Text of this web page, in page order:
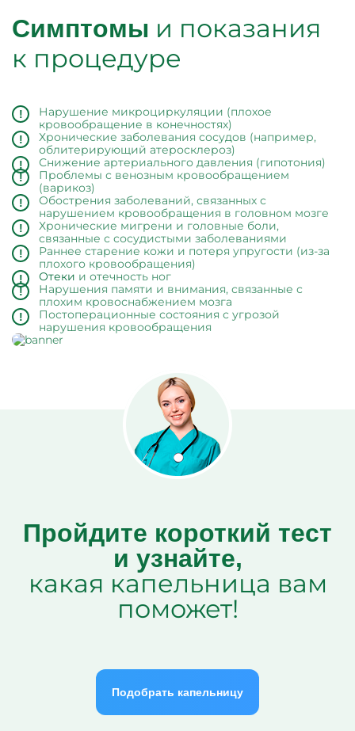
Симптомы и показания
к процедуре
Нарушение микроциркуляции (плохое
кровообращение в конечностях)
Хронические заболевания сосудов (например,
облитерирующий атеросклероз)
Снижение артериального давления (гипотония)
Проблемы с венозным кровообращением
(варикоз)
Обострения заболеваний, связанных с
нарушением кровообращения в головном мозге
Хронические мигрени и головные боли,
связанные с сосудистыми заболеваниями
Раннее старение кожи и потеря упругости (из-за
плохого кровообращения)
Отеки и отечность ног
Нарушения памяти и внимания, связанные с
плохим кровоснабжением мозга
Постоперационные состояния с угрозой
нарушения кровообращения
Пройдите короткий тест
и узнайте,
какая капельница вам
поможет!
Подобрать капельницу